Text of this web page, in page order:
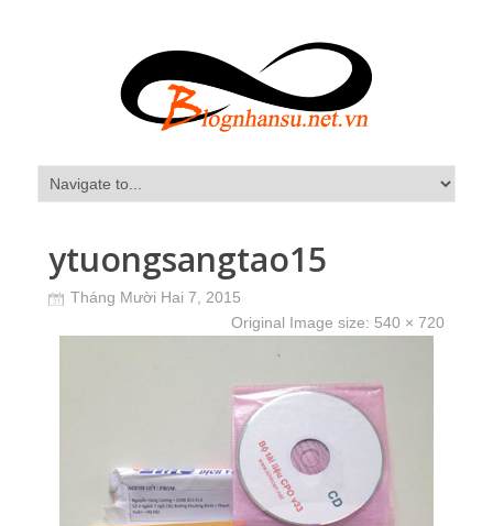
ytuongsangtao15
Tháng Mười Hai 7, 2015
Original Image size: 540 × 720